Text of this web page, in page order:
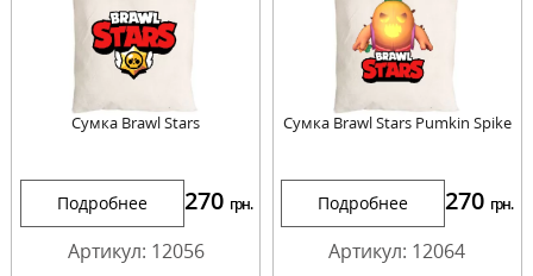
Сумка Brawl Stars
Подробнее 270 грн.
Артикул: 12056
Сумка Brawl Stars Pumkin Spike
Подробнее 270 грн.
Артикул: 12064